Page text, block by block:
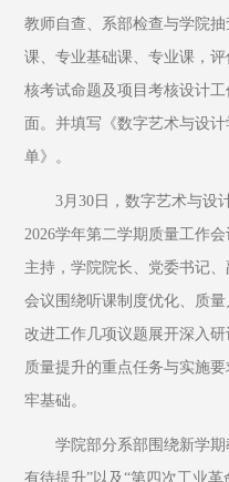
教师自查、系部检查与学院
课、专业基础课、专业课，
核考试命题及项目考核设计
面。并填写《数字艺术与设
单》。
3月30日，数字艺术与设
2026学年第二学期质量工作
主持，学院院长、党委书记
会议围绕听课制度优化、质
改进工作几项议题展开深入
质量提升的重点任务与实施
牢基础。
学院部分系部围绕新学
有待提升”以及“第四次工业